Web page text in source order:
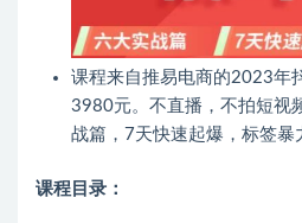
课程来自推易电商的2023年
3980元。不直播，不拍短视
战篇，7天快速起爆，标签暴
课程目录：